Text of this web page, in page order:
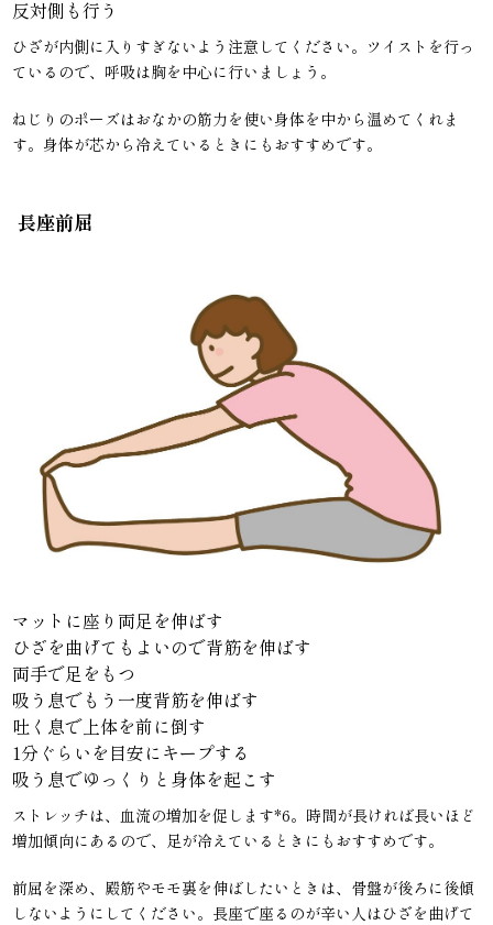
反対側も行う
ひざが内側に入りすぎないよう注意してください。ツイストを行っ
ているので、呼吸は胸を中心に行いましょう。
ねじりのポーズはおなかの筋力を使い身体を中から温めてくれま
す。身体が芯から冷えているときにもおすすめです。
長座前屈
マットに座り両足を伸ばす
ひざを曲げてもよいので背筋を伸ばす
両手で足をもつ
吸う息でもう一度背筋を伸ばす
吐く息で上体を前に倒す
1分ぐらいを目安にキープする
吸う息でゆっくりと身体を起こす
ストレッチは、血流の増加を促します*6。時間が長ければ長いほど
増加傾向にあるので、足が冷えているときにもおすすめです。
前屈を深め、殿筋やモモ裏を伸ばしたいときは、骨盤が後ろに後傾
しないようにしてください。長座で座るのが辛い人はひざを曲げて